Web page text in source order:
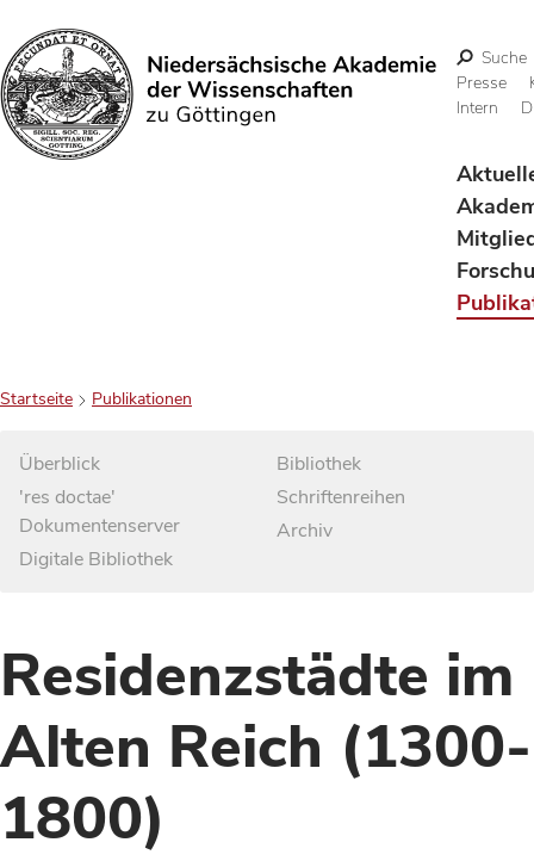
Suchen
Suche
Presse
Intern
Startseite Publikationen
Überblick
'res doctae'
Dokumentenserver
Digitale Bibliothek
Bibliothek
Schriftenreihen
Archiv
Residenzstädte im
Alten Reich (1300-
1800)